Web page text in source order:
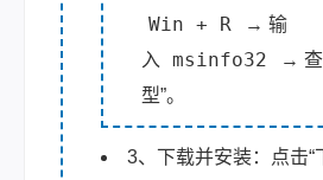
Win + R
→ 输
入
msinfo32
→ 查
型”。
3、下载并安装：点击“